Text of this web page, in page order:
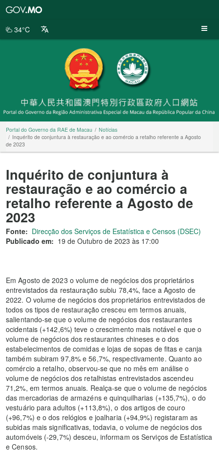
da
34°C
Portal do Governo da RAE de Macau
Notícias
Inquérito de conjuntura à restauração e ao comércio a retalho referente a Agosto
de 2023
Inquérito de conjuntura à
restauração e ao comércio a
retalho referente a Agosto de
2023
Fonte: Direcção dos Serviços de Estatística e Censos (DSEC)
Publicado em: 19 de Outubro de 2023 às 17:00
Em Agosto de 2023 o volume de negócios dos proprietários
entrevistados da restauração subiu 78,4%, face a Agosto de
2022. O volume de negócios dos proprietários entrevistados de
todos os tipos de restauração cresceu em termos anuais,
salientando-se que o volume de negócios dos restaurantes
ocidentais (+142,6%) teve o crescimento mais notável e que o
volume de negócios dos restaurantes chineses e o dos
estabelecimentos de comidas e lojas de sopas de fitas e canja
também subiram 97,8% e 56,7%, respectivamente. Quanto ao
comércio a retalho, observou-se que no mês em análise o
volume de negócios dos retalhistas entrevistados ascendeu
71,2%, em termos anuais. Realça-se que o volume de negócios
das mercadorias de armazéns e quinquilharias (+135,7%), o do
vestuário para adultos (+113,8%), o dos artigos de couro
(+96,7%) e o dos relógios e joalharia (+94,9%) registaram as
subidas mais significativas, todavia, o volume de negócios dos
automóveis (-29,7%) desceu, informam os Serviços de Estatística
e Censos.